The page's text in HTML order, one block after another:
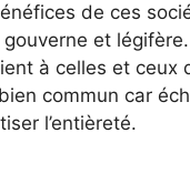
de ces
gouverne et
à celles et ceux
commun car
l’entièreté.